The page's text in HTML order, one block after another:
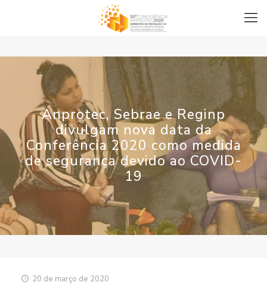
Anprotec, Sebrae e Reginp
divulgam nova data da
Conferência 2020 como medida
de segurança devido ao COVID-
19
20 de março de 2020